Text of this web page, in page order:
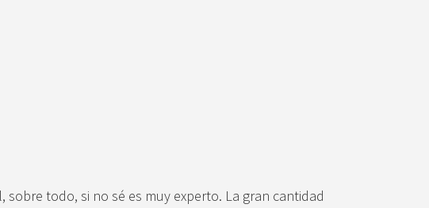
todo, si no sé es muy experto. La gran cantidad